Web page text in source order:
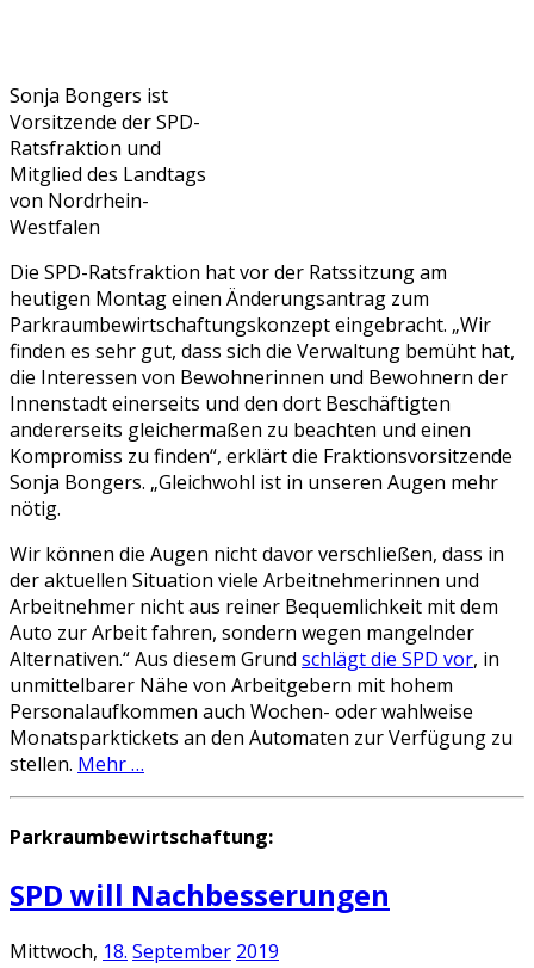
Sonja Bongers ist
Vorsitzende der SPD-
Ratsfraktion und
Mitglied des Landtags
von Nordrhein-
Westfalen
Die SPD-Ratsfraktion hat vor der Ratssitzung am
heutigen Montag einen Änderungsantrag zum
Parkraumbewirtschaftungskonzept eingebracht. „Wir
finden es sehr gut, dass sich die Verwaltung bemüht hat,
die Interessen von Bewohnerinnen und Bewohnern der
Innenstadt einerseits und den dort Beschäftigten
andererseits gleichermaßen zu beachten und einen
Kompromiss zu finden“, erklärt die Fraktionsvorsitzende
Sonja Bongers. „Gleichwohl ist in unseren Augen mehr
nötig.
Wir können die Augen nicht davor verschließen, dass in
der aktuellen Situation viele Arbeitnehmerinnen und
Arbeitnehmer nicht aus reiner Bequemlichkeit mit dem
Auto zur Arbeit fahren, sondern wegen mangelnder
Alternativen.“ Aus diesem Grund schlägt die SPD vor, in
unmittelbarer Nähe von Arbeitgebern mit hohem
Personalaufkommen auch Wochen- oder wahlweise
Monatsparktickets an den Automaten zur Verfügung zu
stellen. Mehr …
Parkraumbewirtschaftung:
SPD will Nachbesserungen
Mittwoch, 18. September 2019